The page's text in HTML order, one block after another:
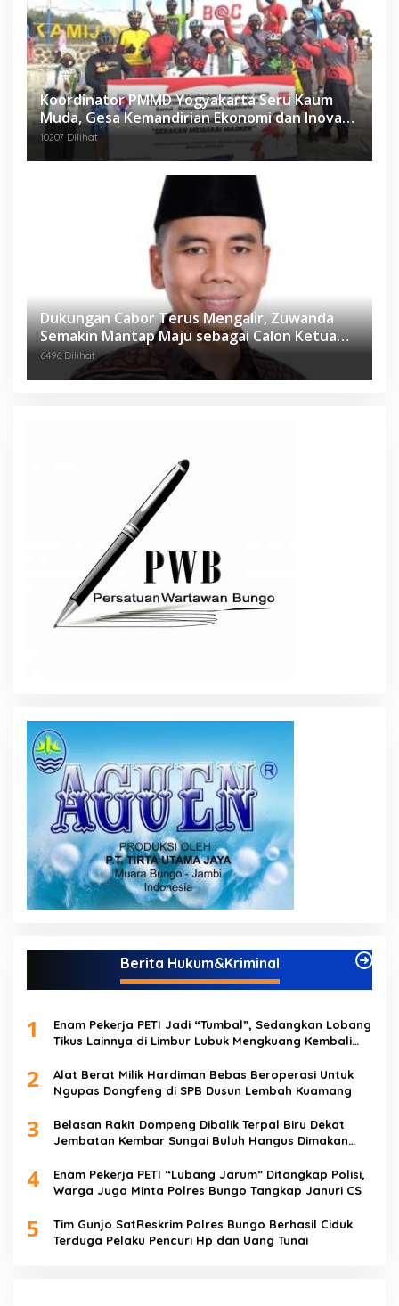
Koordinator PMMD Yogyakarta Seru Kaum
Muda, Gesa Kemandirian Ekonomi dan Inovasi
Desa
10207 Dilihat
Dukungan Cabor Terus Mengalir, Zuwanda
Semakin Mantap Maju sebagai Calon Ketua
KONI
6496 Dilihat
Berita Hukum&Kriminal
1
Enam Pekerja PETI Jadi “Tumbal”, Sedangkan Lobang
Tikus Lainnya di Limbur Lubuk Mengkuang Kembali
2
Alat Berat Milik Hardiman Bebas Beroperasi Untuk
Ngupas Dongfeng di SPB Dusun Lembah Kuamang
3
Belasan Rakit Dompeng Dibalik Terpal Biru Dekat
Jembatan Kembar Sungai Buluh Hangus Dimakan
4
Enam Pekerja PETI “Lubang Jarum” Ditangkap Polisi,
Warga Juga Minta Polres Bungo Tangkap Januri CS
5
Tim Gunjo SatReskrim Polres Bungo Berhasil Ciduk
Terduga Pelaku Pencuri Hp dan Uang Tunai